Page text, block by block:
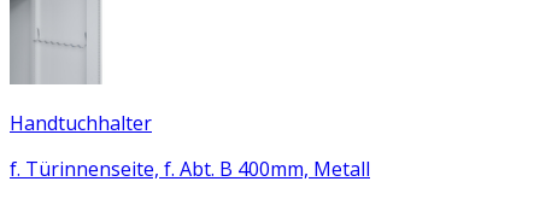
Handtuchhalter
f. Türinnenseite, f. Abt. B 400mm, Metall